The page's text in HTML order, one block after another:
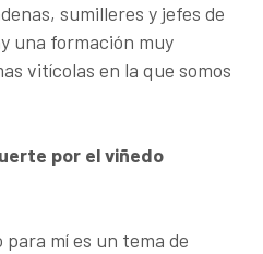
sumilleres y jefes de
una formación muy
vitícolas en la que somos
por el viñedo
mí es un tema de